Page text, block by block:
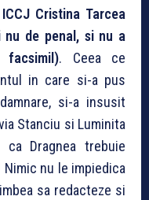
Cristina Tarcea
de penal, si nu a
. Ceea ce
in care si-a pus
si-a insusit
Stanciu si Luminita
ca Dragnea trebuie
nu le impiedica
sa redacteze si